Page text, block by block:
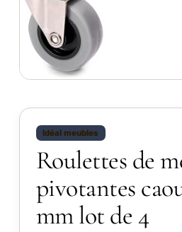
Idéal meubles
Roulettes de
pivotantes
mm lot de 4